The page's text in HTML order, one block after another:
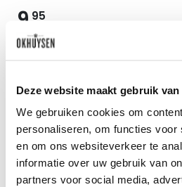
Deze website maakt gebruik
We gebruiken cookies om
personaliseren, om functies voor
en om ons websiteverkeer te
informatie over uw gebruik van
partners voor social media,
9 95
per fles